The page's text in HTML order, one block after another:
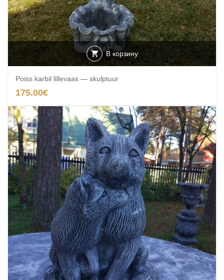
В корзину
Poiss karbil lillevaas — skulptuur
175.00€